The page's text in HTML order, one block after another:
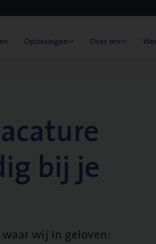
Oplossingen Over ons
bij je
wij in geloven: